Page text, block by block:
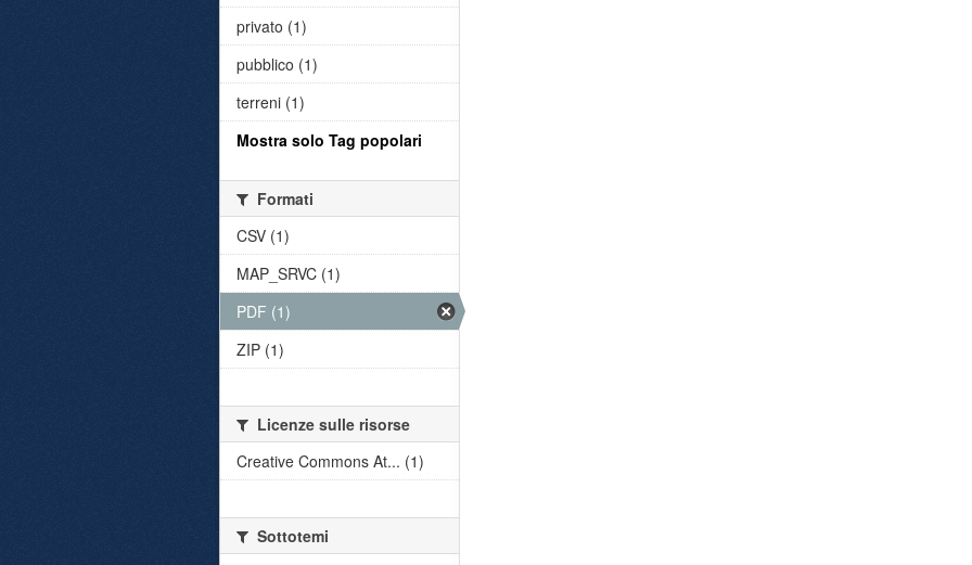
privato (1)
pubblico (1)
terreni (1)
Mostra solo Tag popolari
Formati
CSV (1)
MAP_SRVC (1)
PDF (1)
ZIP (1)
Licenze sulle risorse
Creative Commons At... (1)
Sottotemi